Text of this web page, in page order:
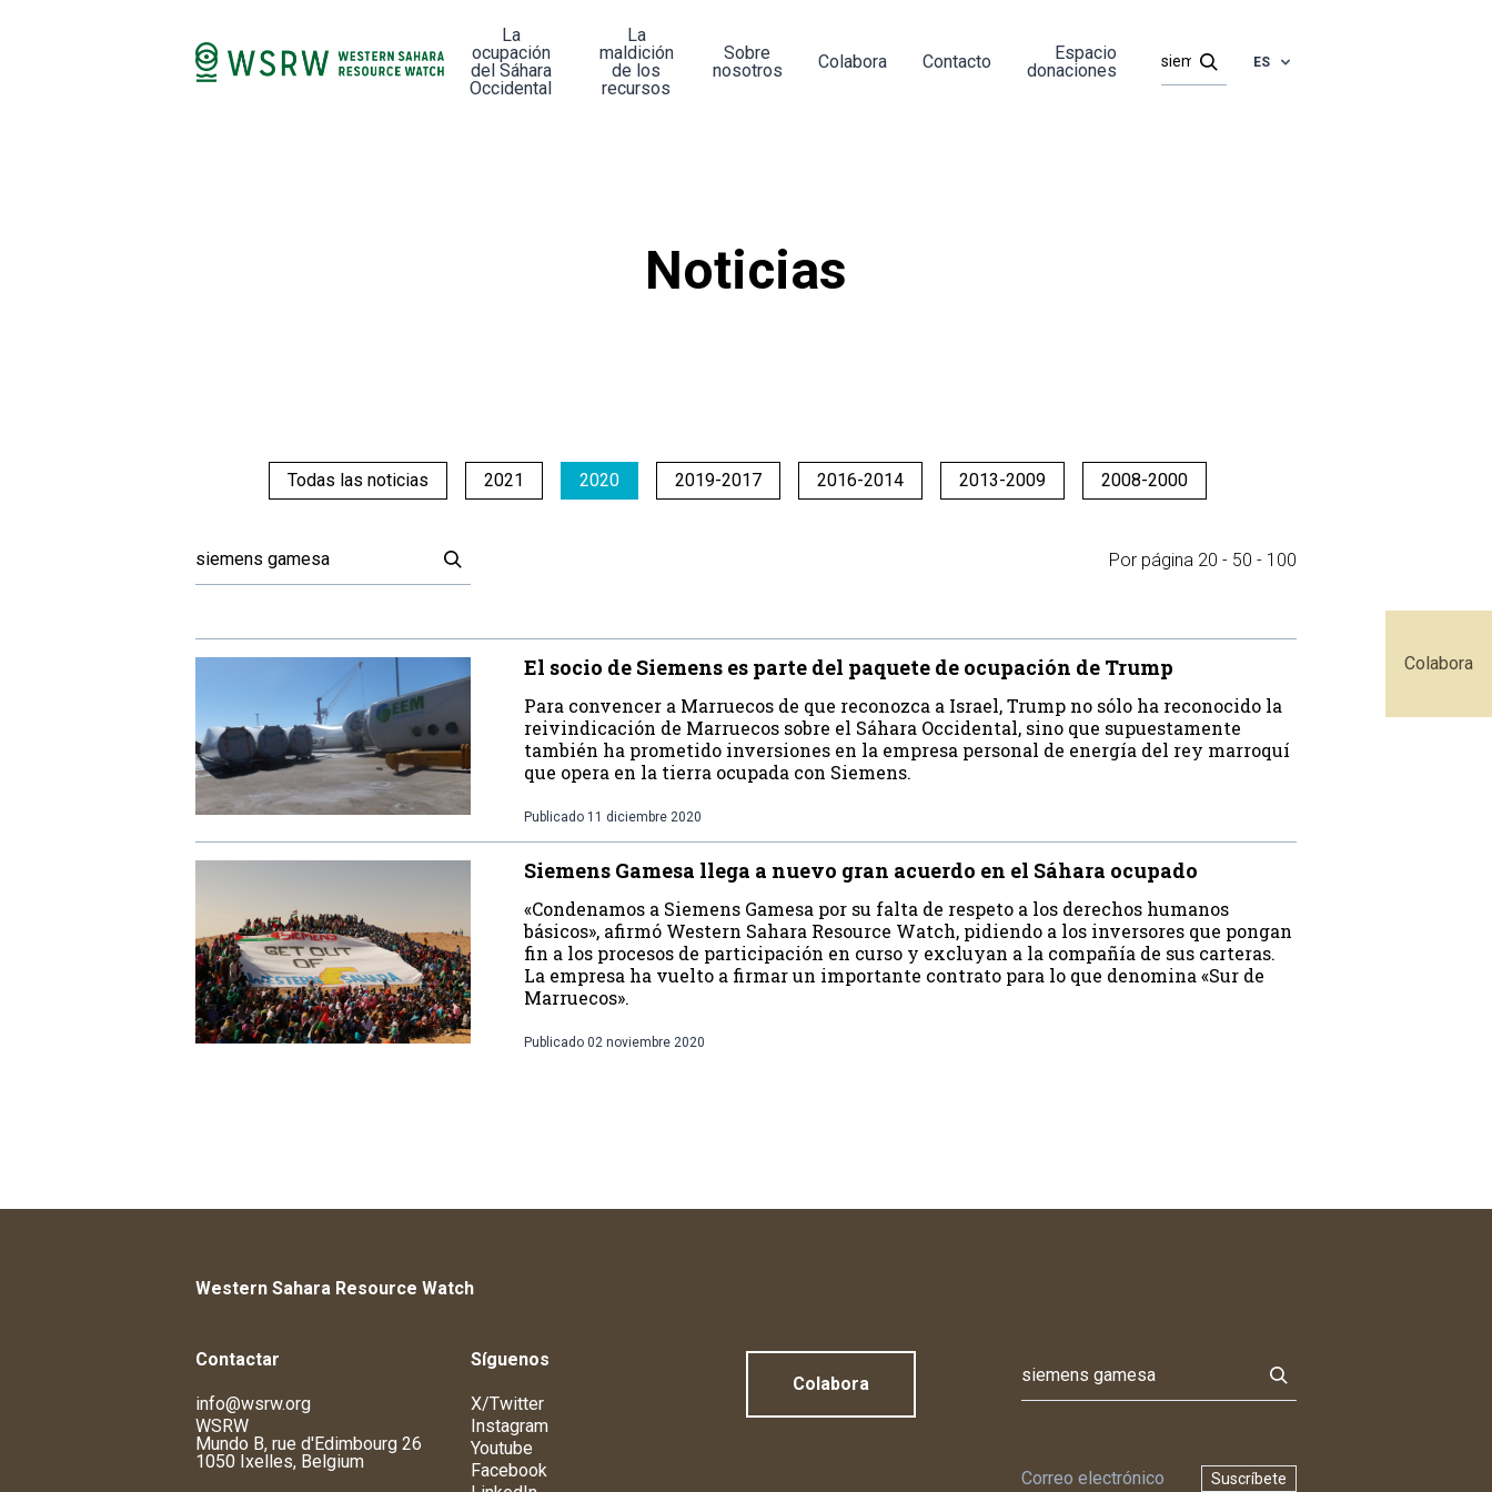
Colabora
La
ocupación
del Sáhara
Occidental
La
maldición
de los
recursos
Sobre
nosotros
Colabora Contacto
Espacio
donaciones
ES
Noticias
Todas las noticias 2021 2020 2019-2017 2016-2014 2013-2009 2008-2000
Por página 20 - 50 - 100
El socio de Siemens es parte del paquete de ocupación de Trump
Para convencer a Marruecos de que reconozca a Israel, Trump no sólo ha reconocido la
reivindicación de Marruecos sobre el Sáhara Occidental, sino que supuestamente
también ha prometido inversiones en la empresa personal de energía del rey marroquí
que opera en la tierra ocupada con Siemens.
Publicado 11 diciembre 2020
Siemens Gamesa llega a nuevo gran acuerdo en el Sáhara ocupado
«Condenamos a Siemens Gamesa por su falta de respeto a los derechos humanos
básicos», afirmó Western Sahara Resource Watch, pidiendo a los inversores que pongan
fin a los procesos de participación en curso y excluyan a la compañía de sus carteras.
La empresa ha vuelto a firmar un importante contrato para lo que denomina «Sur de
Marruecos».
Publicado 02 noviembre 2020
Western Sahara Resource Watch
Contactar
info@wsrw.org
WSRW
Mundo B, rue d'Edimbourg 26
1050 Ixelles, Belgium
Síguenos
X/Twitter
Instagram
Youtube
Facebook
Colabora
Suscríbete